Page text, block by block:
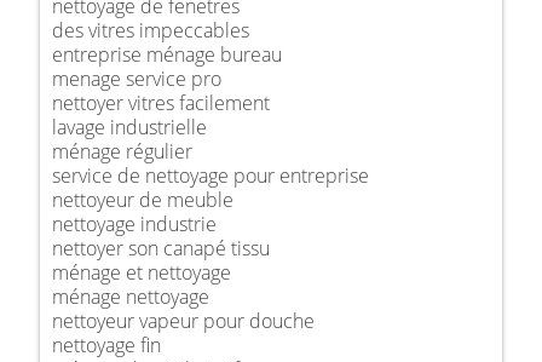
nettoyage de fenetres
des vitres impeccables
entreprise ménage bureau
menage service pro
nettoyer vitres facilement
lavage industrielle
ménage régulier
service de nettoyage pour entreprise
nettoyeur de meuble
nettoyage industrie
nettoyer son canapé tissu
ménage et nettoyage
ménage nettoyage
nettoyeur vapeur pour douche
nettoyage fin